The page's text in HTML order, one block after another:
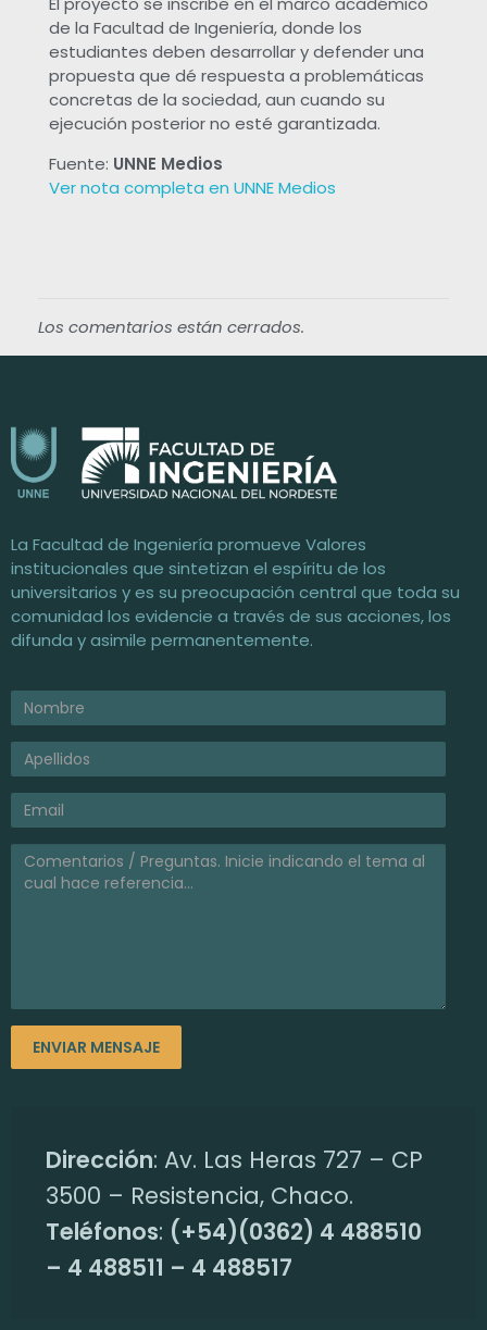
n
u
n
o
o
n
d
a
m
o
d
e
r
p
r
a
e
de la Facultad de Ingeniería, donde los
estudiantes deben desarrollar y defender una
propuesta que dé respuesta a problemáticas
concretas de la sociedad, aun cuando su
ejecución posterior no esté garantizada.
Fuente: UNNE Medios
Ver nota completa en UNNE Medios
Los comentarios están cerrados.
La Facultad de Ingeniería promueve Valores
institucionales que sintetizan el espíritu de los
universitarios y es su preocupación central que toda su
comunidad los evidencie a través de sus acciones, los
difunda y asimile permanentemente.
Dirección: Av. Las Heras 727 – CP
3500 – Resistencia, Chaco.
Teléfonos: (+54)(0362) 4 488510
– 4 488511 – 4 488517